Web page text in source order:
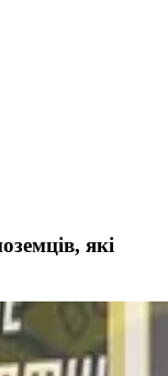
які